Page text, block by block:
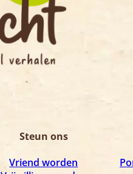
Steun ons
Vriend worden